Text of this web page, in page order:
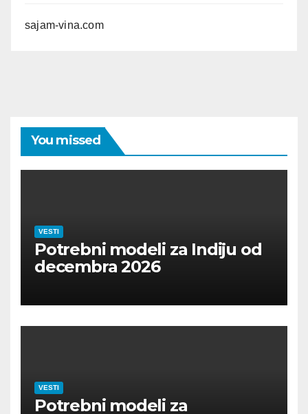
sajam-vina.com
You missed
VESTI
Potrebni modeli za Indiju od
decembra 2026
VESTI
Potrebni modeli za